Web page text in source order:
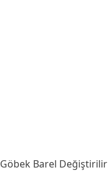
Barel Değiştirilir